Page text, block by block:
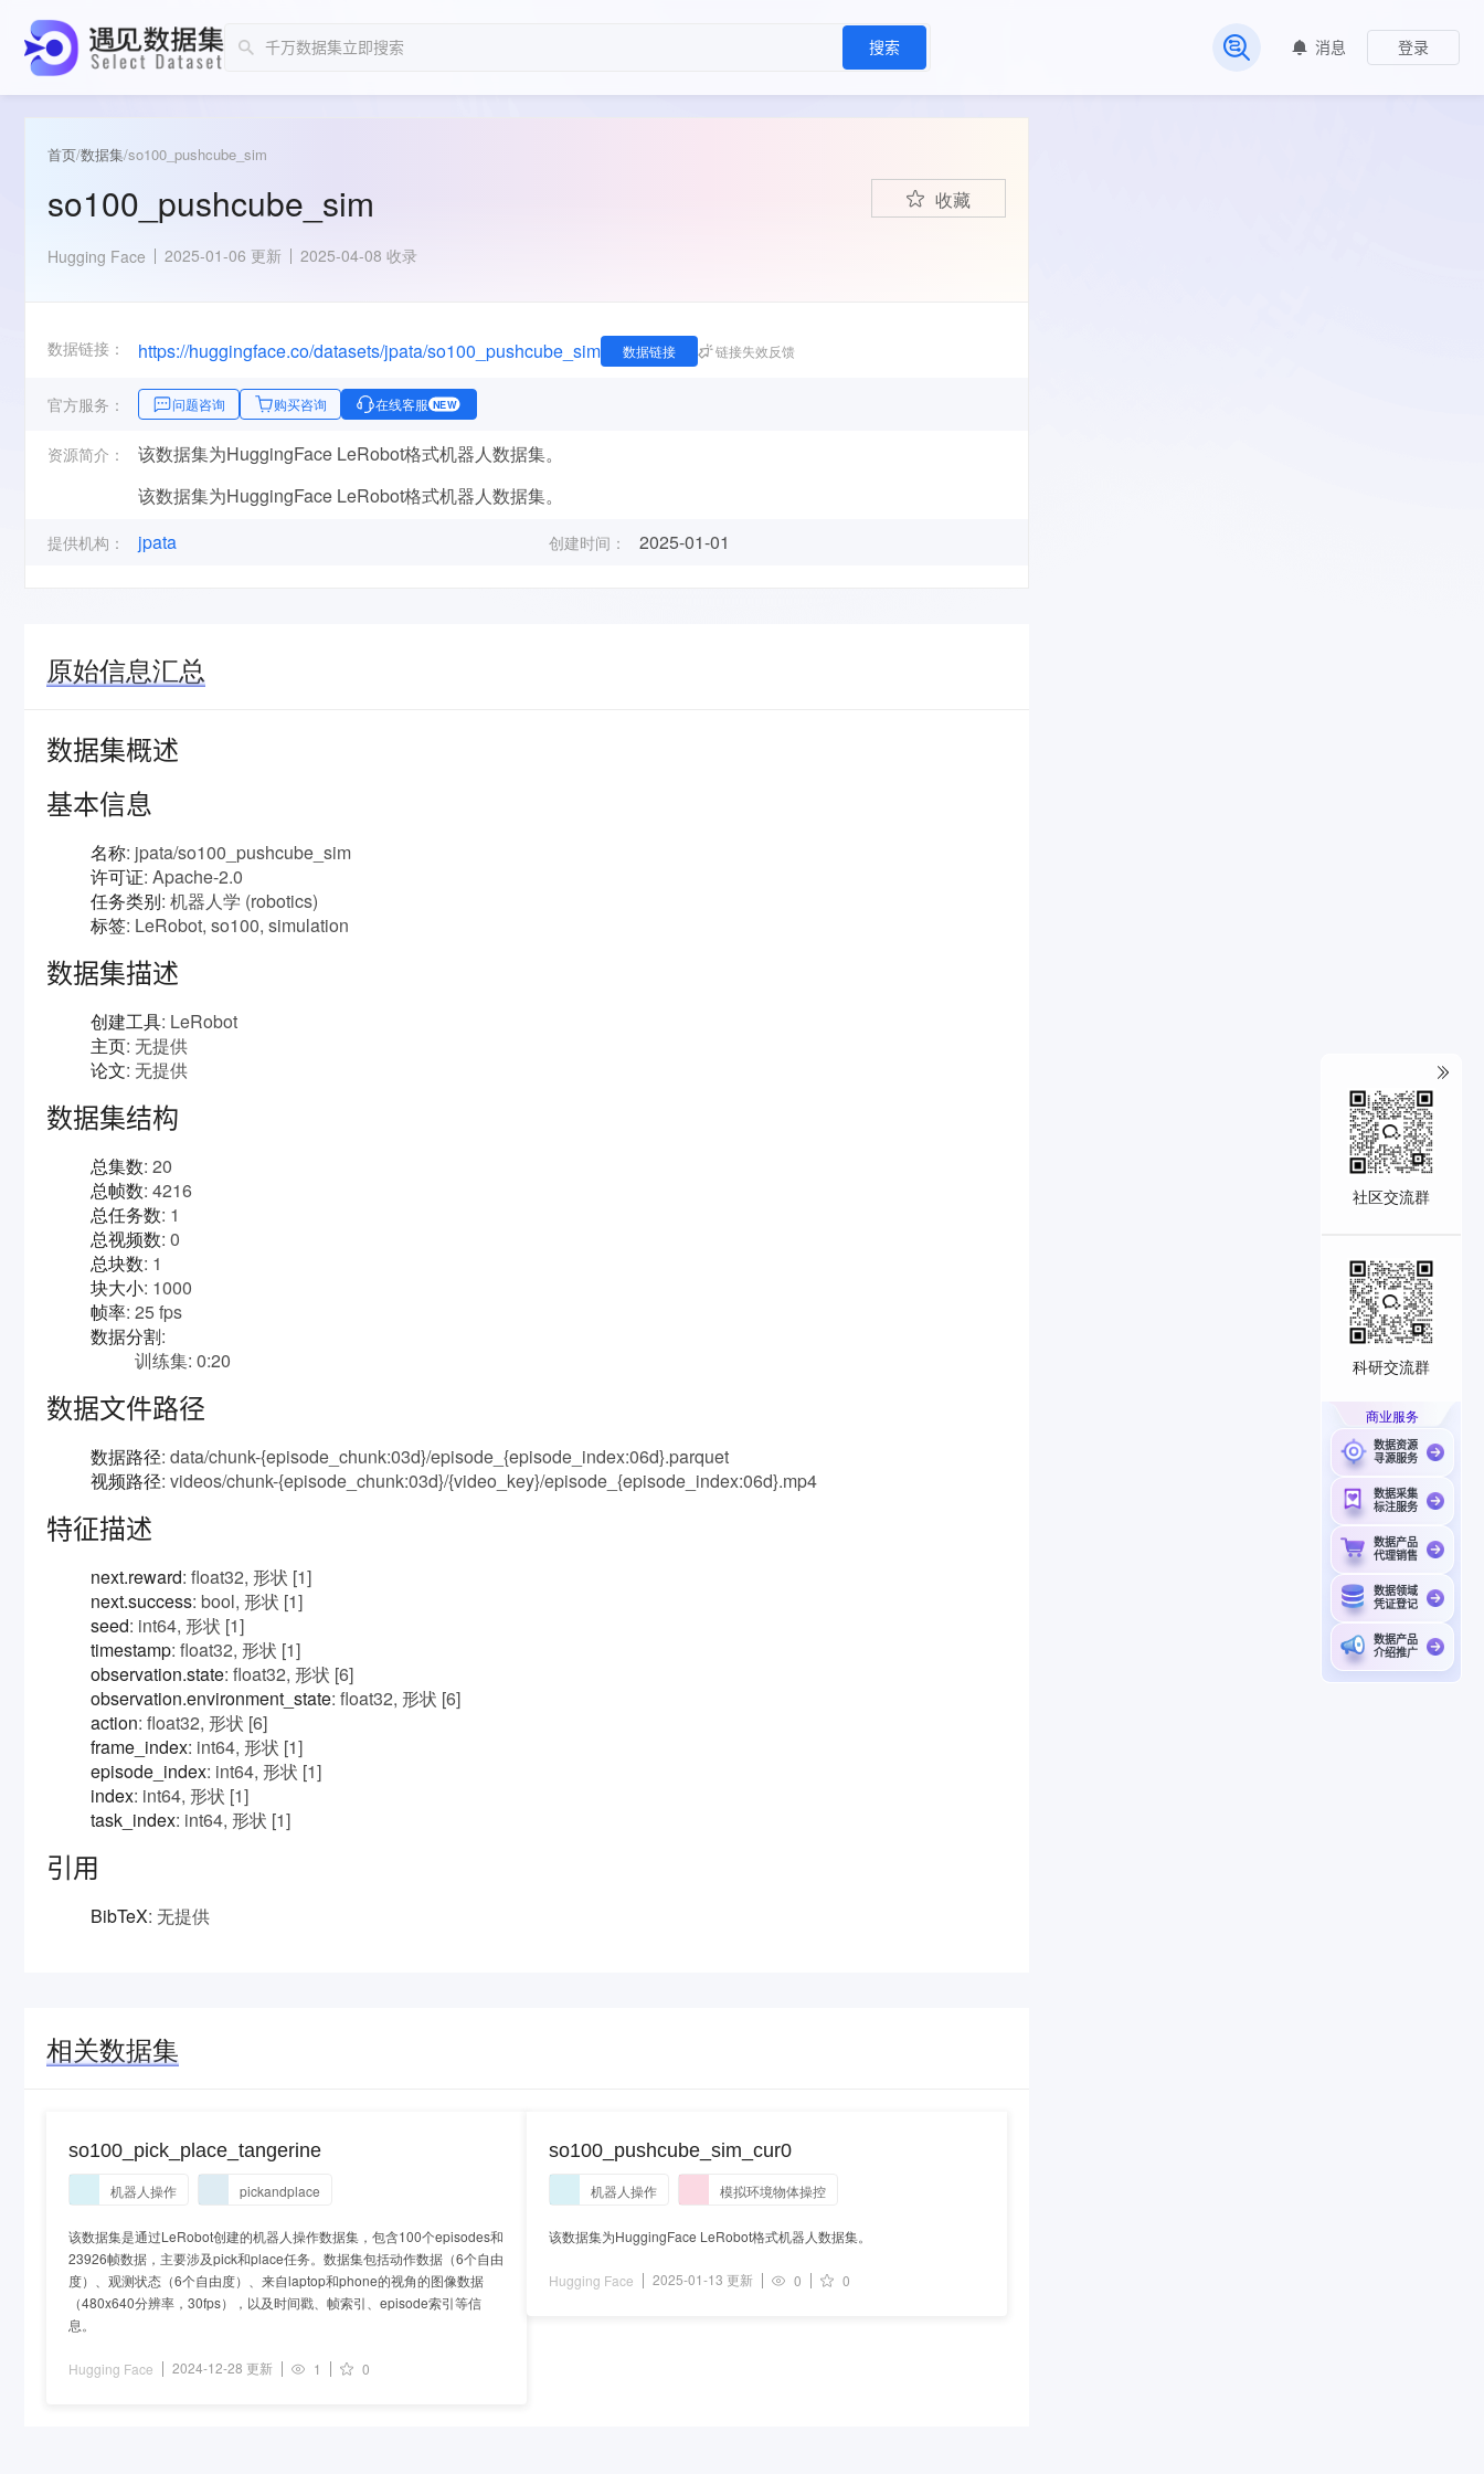
搜索
常见问题
消息 登录
首页/数据集/so100_pushcube_sim
so100_pushcube_sim 收藏
Hugging Face 2025-01-06 更新 2025-04-08 收录
数据链接： https://huggingface.co/datasets/jpata/so100_pushcube_sim 数据链接 链接失效反馈
官方服务： 问题咨询 购买咨询 在线客服 NEW
资源简介：
该数据集为HuggingFace LeRobot格式机器人数据集。
该数据集为HuggingFace LeRobot格式机器人数据集。
提供机构： jpata 创建时间： 2025-01-01
原始信息汇总
数据集概述
基本信息
名称: jpata/so100_pushcube_sim
许可证: Apache-2.0
任务类别: 机器人学 (robotics)
标签: LeRobot, so100, simulation
数据集描述
创建工具: LeRobot
主页: 无提供
论文: 无提供
数据集结构
总集数: 20
总帧数: 4216
总任务数: 1
总视频数: 0
总块数: 1
块大小: 1000
帧率: 25 fps
数据分割:
训练集: 0:20
数据文件路径
数据路径: data/chunk-{episode_chunk:03d}/episode_{episode_index:06d}.parquet
视频路径: videos/chunk-{episode_chunk:03d}/{video_key}/episode_{episode_index:06d}.mp4
特征描述
next.reward: float32, 形状 [1]
next.success: bool, 形状 [1]
seed: int64, 形状 [1]
timestamp: float32, 形状 [1]
observation.state: float32, 形状 [6]
observation.environment_state: float32, 形状 [6]
action: float32, 形状 [6]
frame_index: int64, 形状 [1]
episode_index: int64, 形状 [1]
index: int64, 形状 [1]
task_index: int64, 形状 [1]
引用
BibTeX: 无提供
相关数据集
so100_pick_place_tangerine
机器人操作 pickandplace
该数据集是通过LeRobot创建的机器人操作数据集，包含100个episodes和
23926帧数据，主要涉及pick和place任务。数据集包括动作数据（6个自由
度）、观测状态（6个自由度）、来自laptop和phone的视角的图像数据
（480x640分辨率，30fps），以及时间戳、帧索引、episode索引等信
息。
Hugging Face 2024-12-28 更新 1 0
so100_pushcube_sim_cur0
机器人操作 模拟环境物体操控
该数据集为HuggingFace LeRobot格式机器人数据集。
Hugging Face 2025-01-13 更新 0 0
社区交流群
科研交流群
商业服务
数据资源
寻源服务
数据采集
标注服务
数据产品
代理销售
数据领域
凭证登记
数据产品
介绍推广